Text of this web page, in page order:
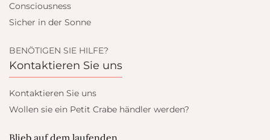
Consciousness
Sicher in der Sonne
BENÖTIGEN SIE HILFE?
Kontaktieren Sie uns
Kontaktieren Sie uns
Wollen sie ein Petit Crabe händler werden?